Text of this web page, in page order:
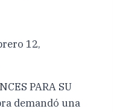
12,
PARA SU
demandó una